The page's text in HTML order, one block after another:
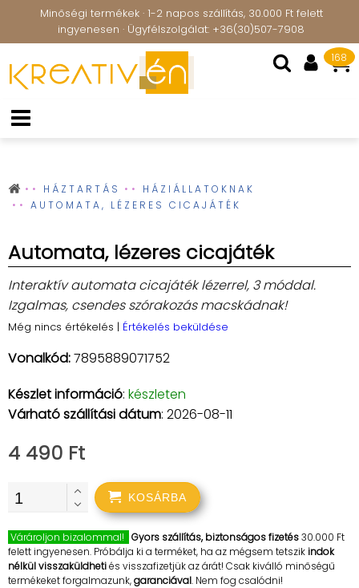
Minőségi termékek · 1-2 napos szállítás, 30.000 Ft felett
ingyenesen · Ügyfélszolgálat: +36(30)507-7908
168
HÁZTARTÁS
HÁZIÁLLATOKNAK
AUTOMATA, LÉZERES CICAJÁTÉK
Automata, lézeres cicajáték
Interaktív automata cicajáték lézerrel, 3 móddal.
Izgalmas, csendes szórakozás macskádnak!
Még nincs értékelés | Értékelés beküldése
Vonalkód:7895889071752
Készlet információ: készleten
Várható szállítási dátum: 2026-08-11
4 490 Ft
KOSÁRBA
Várároljon bizalommal! Gyors szállítás, biztonságos fizetés30.000 Ft
felett ingyenesen. Próbálja ki a terméket, ha az mégsem tetszikindok
nélkül visszaküldhetiés visszafizetjük az árát! Csak kiválló minőségű
termékeket forgalmazunk,garanciával. Nem fog csalódni!